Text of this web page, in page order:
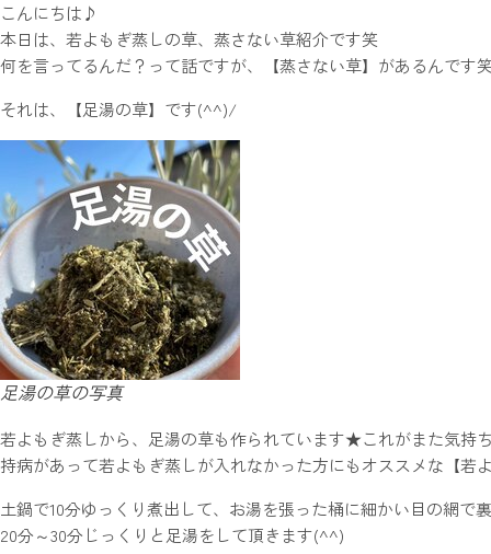
こんにちは♪
本日は、若よもぎ蒸しの草、蒸さない草紹介です笑
何を言ってるんだ？って話ですが、【蒸さない草】があるんです
それは、【足湯の草】です(^^)/
足湯の草の写真
若よもぎ蒸しから、足湯の草も作られています★これがまた気持
持病があって若よもぎ蒸しが入れなかった方にもオススメな【若
土鍋で10分ゆっくり煮出して、お湯を張った桶に細かい目の網で
20分～30分じっくりと足湯をして頂きます(^^)